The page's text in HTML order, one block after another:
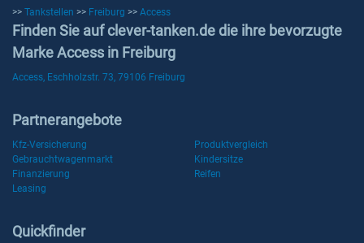
>> Tankstellen >> Freiburg >> Access
Finden Sie auf clever-tanken.de die ihre bevorzugte
Marke Access in Freiburg
Access, Eschholzstr. 73, 79106 Freiburg
Partnerangebote
Kfz-Versicherung
Produktvergleich
Gebrauchtwagenmarkt
Kindersitze
Finanzierung
Reifen
Leasing
Quickfinder